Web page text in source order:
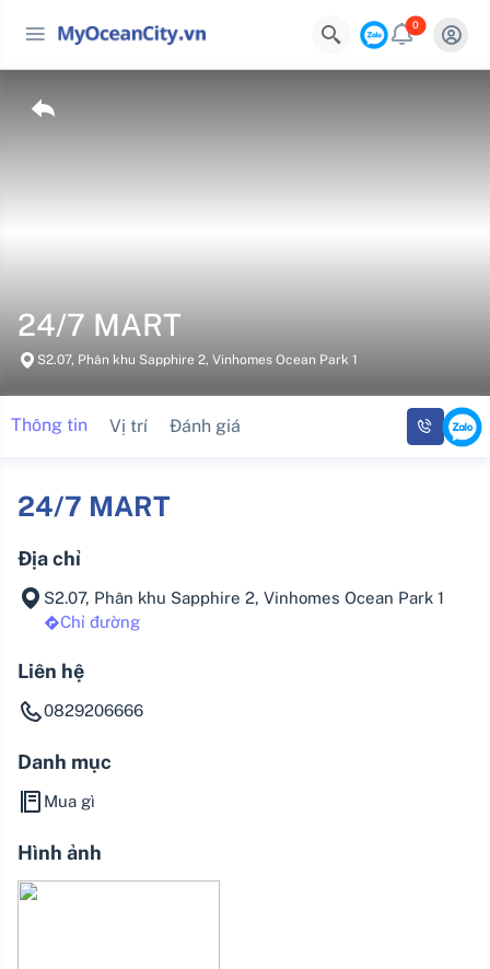
0
24/7 MART
S2.07, Phân khu Sapphire 2, Vinhomes Ocean Park 1
Thông tin Vị trí Đánh giá
24/7 MART
Địa chỉ
S2.07, Phân khu Sapphire 2, Vinhomes Ocean Park 1
Chỉ đường
Liên hệ
0829206666
Danh mục
Mua gì
Hình ảnh